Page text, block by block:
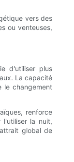
vers des
ou venteuses,
d'utiliser plus
La capacité
le changement
renforce
l'utiliser la nuit,
global de